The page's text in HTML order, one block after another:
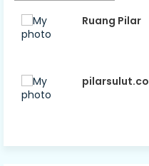
Ruang Pilar
pilarsulut.co